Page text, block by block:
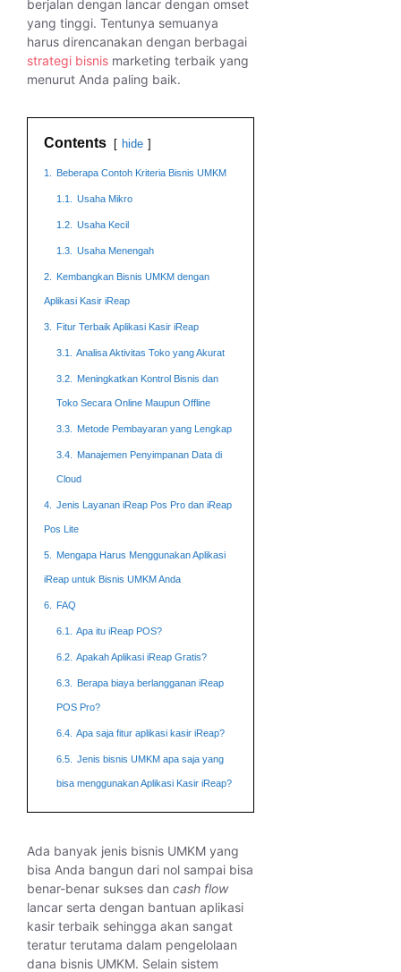
berjalan dengan lancar dengan omset
yang tinggi. Tentunya semuanya
harus direncanakan dengan berbagai
strategi bisnis marketing terbaik yang
menurut Anda paling baik.
Contents hide
1. Beberapa Contoh Kriteria Bisnis UMKM
1.1. Usaha Mikro
1.2. Usaha Kecil
1.3. Usaha Menengah
2. Kembangkan Bisnis UMKM dengan
Aplikasi Kasir iReap
3. Fitur Terbaik Aplikasi Kasir iReap
3.1. Analisa Aktivitas Toko yang Akurat
3.2. Meningkatkan Kontrol Bisnis dan
Toko Secara Online Maupun Offline
3.3. Metode Pembayaran yang Lengkap
3.4. Manajemen Penyimpanan Data di
Cloud
4. Jenis Layanan iReap Pos Pro dan iReap
Pos Lite
5. Mengapa Harus Menggunakan Aplikasi
iReap untuk Bisnis UMKM Anda
6. FAQ
6.1. Apa itu iReap POS?
6.2. Apakah Aplikasi iReap Gratis?
6.3. Berapa biaya berlangganan iReap
POS Pro?
6.4. Apa saja fitur aplikasi kasir iReap?
6.5. Jenis bisnis UMKM apa saja yang
bisa menggunakan Aplikasi Kasir iReap?
Ada banyak jenis bisnis UMKM yang
bisa Anda bangun dari nol sampai bisa
benar-benar sukses dan cash flow
lancar serta dengan bantuan aplikasi
kasir terbaik sehingga akan sangat
teratur terutama dalam pengelolaan
dana bisnis UMKM. Selain sistem